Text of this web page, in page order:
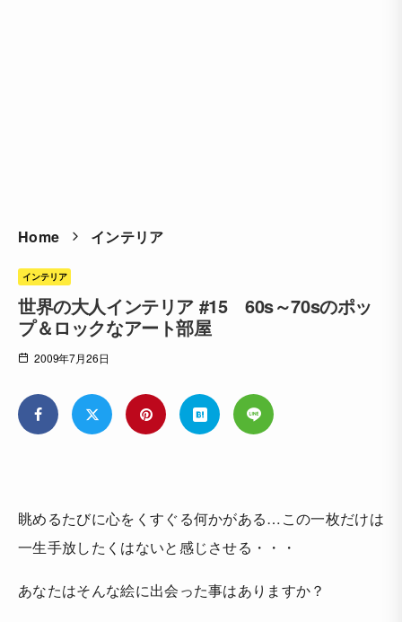
Home インテリア
インテリア
世界の大人インテリア #15 60s～70sのポッ
プ＆ロックなアート部屋
2009年7月26日
眺めるたびに心をくすぐる何かがある…この一枚だけは
一生手放したくはないと感じさせる・・・
あなたはそんな絵に出会った事はありますか？